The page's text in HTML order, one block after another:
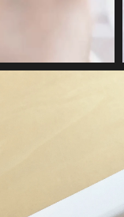
DIGITAL DEVICE